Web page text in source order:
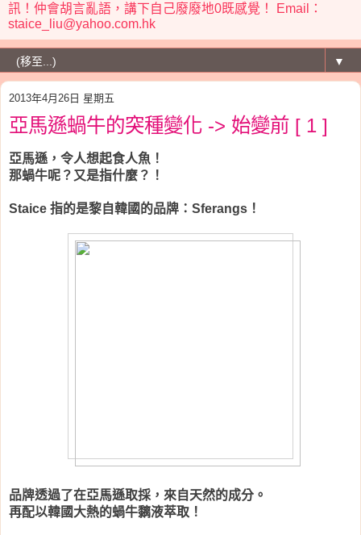
訊！仲會胡言亂語，講下自己廢廢地0既感覺！ Email：
staice_liu@yahoo.com.hk
▼
2013年4月26日 星期五
亞馬遜蝸牛的突種變化 -> 始變前 [ 1 ]
亞馬遜，令人想起食人魚！
那蝸牛呢？又是指什麼？！
Staice 指的是黎自韓國的品牌： Sferangs ！
品牌透過了在亞馬遜取採，來自天然的成分。
再配以韓國大熱的蝸牛黐液萃取！